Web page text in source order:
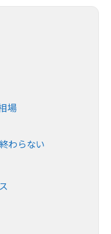
場
わらない